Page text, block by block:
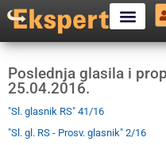
Poslednja glasila i
25.04.2016.
"Sl. glasnik RS" 41/16
"Sl. gl. RS - Prosv. glasnik" 2/16